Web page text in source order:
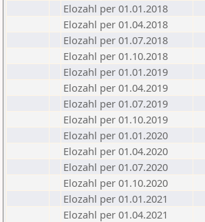
Elozahl per 01.01.2018
Elozahl per 01.04.2018
Elozahl per 01.07.2018
Elozahl per 01.10.2018
Elozahl per 01.01.2019
Elozahl per 01.04.2019
Elozahl per 01.07.2019
Elozahl per 01.10.2019
Elozahl per 01.01.2020
Elozahl per 01.04.2020
Elozahl per 01.07.2020
Elozahl per 01.10.2020
Elozahl per 01.01.2021
Elozahl per 01.04.2021